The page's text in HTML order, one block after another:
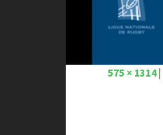
575 × 1314|